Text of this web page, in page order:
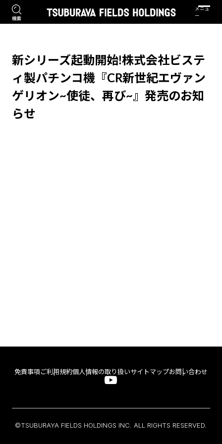
新シリーズ起動開始!株式会社ビステ
ィ製パチンコ機『CR新世紀エヴァン
ゲリオン~使徒、再び~』発売のお知
らせ
免責事項 ご利用規約個人情報の取り扱いサイトマップお問い合わせ
©TSUBURAYA FIELDS HOLDINGS INC. ALL RIGHTS RESERVED.